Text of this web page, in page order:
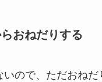
おねだりする
いので、ただおねだ